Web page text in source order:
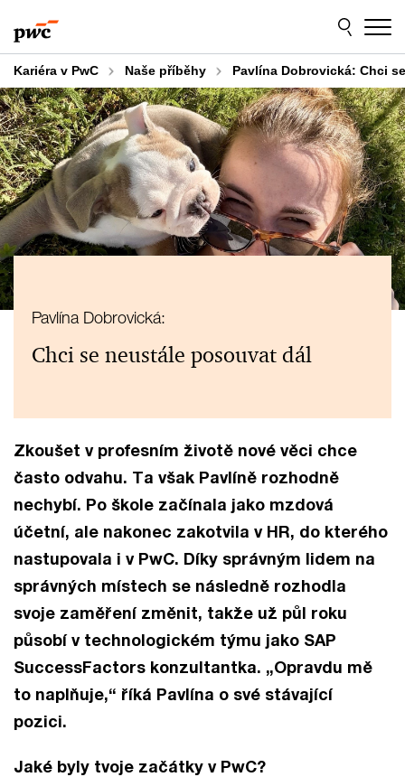
to
content
to
footer
Kariéra v PwC Naše příběhy Pavlína Dobrovická: Chci
Chci se neustále posouvat dál
Pavlína Dobrovická:
Zkoušet v profesním životě nové věci chce
často odvahu. Ta však Pavlíně rozhodně
nechybí. Po škole začínala jako mzdová
účetní, ale nakonec zakotvila v HR, do kterého
nastupovala i v PwC. Díky správným lidem na
správných místech se následně rozhodla
svoje zaměření změnit, takže už půl roku
působí v technologickém týmu jako SAP
SuccessFactors konzultantka. „Opravdu mě
to naplňuje,“ říká Pavlína o své stávající
pozici.
Jaké byly tvoje začátky v PwC?